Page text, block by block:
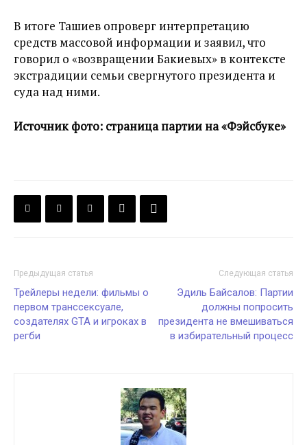
В итоге Ташиев опроверг интерпретацию
средств массовой информации и заявил, что
говорил о «возвращении Бакиевых» в контексте
экстрадиции семьи свергнутого президента и
суда над ними.
Источник фото: страница партии на «Фэйсбуке»
Предыдущая статья
Трейлеры недели: фильмы о
первом транссексуале,
создателях GTA и игроках в
регби
Следующая статья
Эдиль Байсалов: Партии
должны попросить
президента не вмешиваться
в избирательный процесс